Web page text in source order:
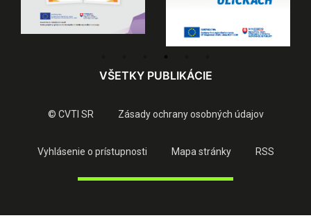
VŠETKY PUBLIKÁCIE
© CVTI SR Zásady ochrany osobných údajov
Vyhlásenie o prístupnosti Mapa stránky RSS